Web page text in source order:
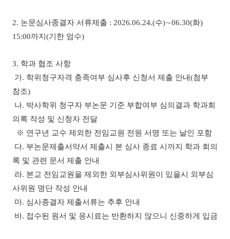
2. 논문심사종결자 서류제출 : 2026.06.24.(수)∼06.30(화)
15:00까지 (기한 엄수)
3. 학과 협조 사항
가. 학위청구자격 충족여부 심사후 신청서 제출 안내(첨부
참조)
나. 박사학위 청구자 부논문 기준 부합여부 심의결과 학과회
의록 작성 및 신청자 전달
※ 연구년 교수 제외한 전임교원 전원 서명 또는 날인 포함
다. 부논문제출서약서 제출시 본 심사 종료 시까지 학과 회의
록 및 관련 문서 제출 안내
라. 본교 전임교원을 제외한 외부심사위원이 있을시 외부심
사위원 명단 작성 안내
마. 심사종결자 제출서류는 추후 안내
바. 접수된 원서 및 응시료는 반환하지 않으니 신중하게 입금